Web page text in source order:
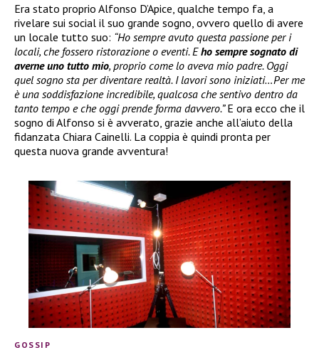
Era stato proprio Alfonso D’Apice, qualche tempo fa, a
rivelare sui social il suo grande sogno, ovvero quello di avere
un locale tutto suo: “Ho sempre avuto questa passione per i
locali, che fossero ristorazione o eventi. Eho sempre sognato di
averne uno tutto mio, proprio come lo aveva mio padre. Oggi
quel sogno sta per diventare realtà. I lavori sono iniziati…Per me
è una soddisfazione incredibile, qualcosa che sentivo dentro da
tanto tempo e che oggi prende forma davvero.”E ora ecco che il
sogno di Alfonso si è avverato, grazie anche all’aiuto della
fidanzata Chiara Cainelli. La coppia è quindi pronta per
questa nuova grande avventura!
GOSSIP